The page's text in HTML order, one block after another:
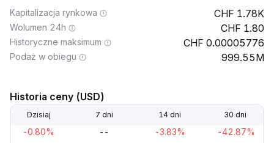
Kapitalizacja rynkowa 1.78K
Wolumen 24h 1.80
Historyczne maksimum 0.00005776
Podaż w obiegu 999.55M
Historia ceny (USD)
Dzisiaj 7 dni 14 dni 30 dni
-0.80% -- -3.83% -42.87%